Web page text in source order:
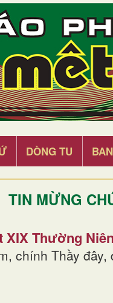
DÒNG TU
TIN MỪNG
XIX Thường
chính Thầy